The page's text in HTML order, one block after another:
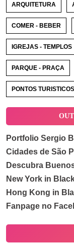
ARQUITETURA
COMER - BEBER
IGREJAS - TEMPLOS
PARQUE - PRAÇA
PONTOS TURISTICOS
Portfolio Sergio
Cidades de São
Descubra
New York in
Hong Kong in
Fanpage no